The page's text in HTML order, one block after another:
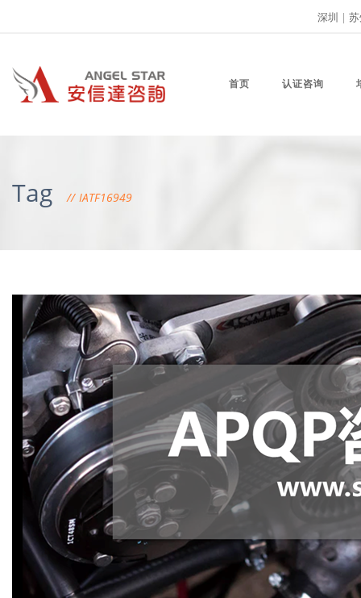
深圳 |
首页 认证咨询
Tag IATF16949